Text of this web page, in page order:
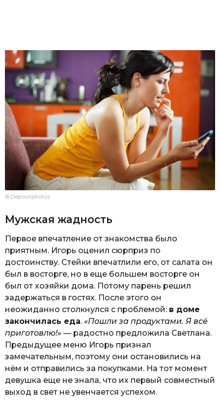
© Depositphotos
Мужская жадность
Первое впечатление от знакомства было
приятным. Игорь оценил сюрприз по
достоинству. Стейки впечатлили его, от салата он
был в восторге, но в еще большем восторге он
был от хозяйки дома. Потому парень решил
задержаться в гостях. После этого он
неожиданно столкнулся с проблемой: в доме
закончилась еда. «Пошли за продуктами. Я всё
приготовлю!» — радостно предложила Светлана.
Предыдущее меню Игорь признал
замечательным, поэтому они остановились на
нём и отправились за покупками. На тот момент
девушка еще не знала, что их первый совместный
выход в свет не увенчается успехом.